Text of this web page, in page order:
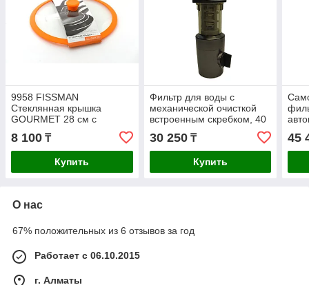
9958 FISSMAN
Стеклянная крышка
GOURMET 28 см с
оранжевым силиконовым
ободком
8 100 ₸
Купить
Фильтр для воды с
механической очисткой
встроенным скребком, 40
микрон, 6 м3/ч
30 250₸
Купить
40
45
О нас
67% положительных из 6 отзывов за год
Работает с 06.10.2015
г. Алматы